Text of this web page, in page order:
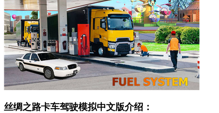
丝绸之路卡车驾驶模拟中文版介绍：